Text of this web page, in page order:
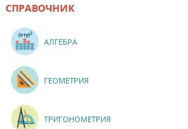
СПРАВОЧНИК
АЛГЕБРА
ГЕОМЕТРИЯ
ТРИГОНОМЕТРИЯ